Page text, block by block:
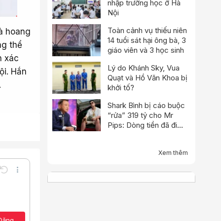
hoang
thể
xác
Hắn
Thêm tùy chọn…
nhập trường học ở Hà
Nội
Toàn cảnh vụ thiếu niên
14 tuổi sát hại ông bà, 3
giáo viên và 3 học sinh
Lý do Khánh Sky, Vua
Quạt và Hồ Văn Khoa bị
khởi tố?
Shark Bình bị cáo buộc
“rửa” 319 tỷ cho Mr
Pips: Dòng tiền đã đi
Xem thêm